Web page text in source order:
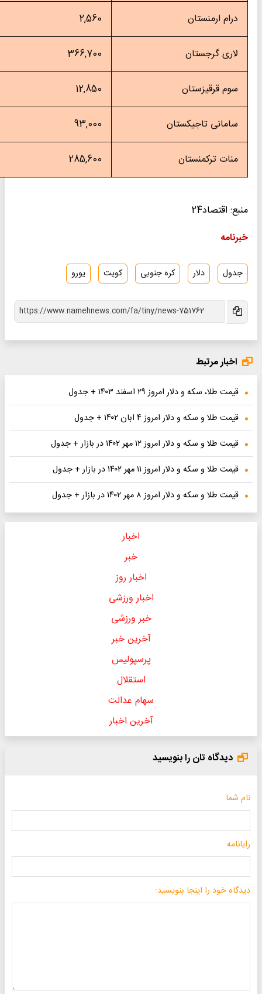
ارمنستان
گرجستان 366,700
قرقیزستان
تاجیکستان
ترکمنستان 285,600
دلار کره جنوبی کویت یورو
مرتبط
طلا، سکه و دلار امروز ۲۹ اسفند ۱۴۰۳ + جدول
طلا و سکه و دلار امروز ۴ ابان ۱۴۰۲ + جدول
طلا و سکه و دلار امروز ۱۲ مهر ۱۴۰۲ در بازار + جدول
طلا و سکه و دلار امروز ۱۱ مهر ۱۴۰۲ در بازار + جدول
طلا و سکه و دلار امروز ۸ مهر ۱۴۰۲ در بازار + جدول
اخبار روز
اخبار ورزشی
خبر ورزشی
آخرین خبر
پرسپولیس
سهام عدالت
آخرین اخبار
تان را بنویسید
خود را اینجا بنویسید: